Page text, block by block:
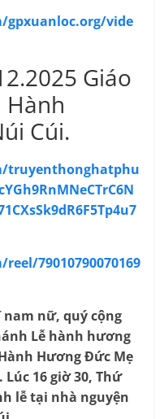
vide
Giáo
Hành
Cúi.
truyenthonghatphu
79010790070169
nữ, quý cộng
Lễ hành hương
Hương Đức Mẹ
16 giờ 30, Thứ
lễ tại nhà nguyện